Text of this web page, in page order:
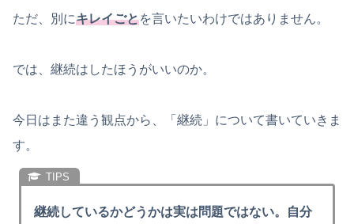
ただ、別にキレイごとを言いたいわけではありません。
では、継続はしたほうがいいのか。
今日はまた違う観点から、「継続」について書いていきま
す。
継続しているかどうかは実は問題ではない。自分